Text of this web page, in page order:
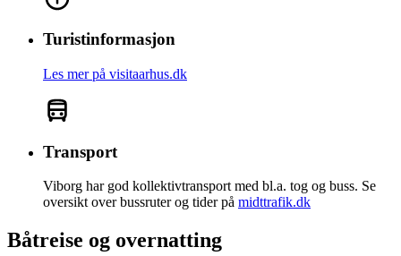
Turistinformasjon
Les mer på visitaarhus.dk
Transport
Viborg har god kollektivtransport med bl.a. tog og buss. Se
oversikt over bussruter og tider på midttrafik.dk
Båtreise og overnatting